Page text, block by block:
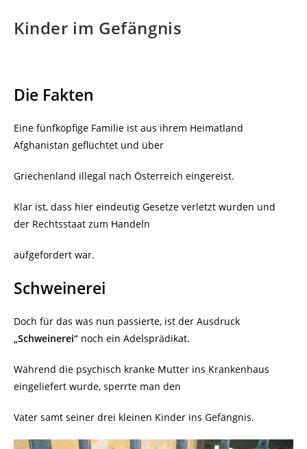
Kinder im Gefängnis
Die Fakten
Eine fünfköpfige Familie ist aus ihrem Heimatland
Afghanistan geflüchtet und über
Griechenland illegal nach Österreich eingereist.
Klar ist, dass hier eindeutig Gesetze verletzt wurden und
der Rechtsstaat zum Handeln
aufgefordert war.
Schweinerei
Doch für das was nun passierte, ist der Ausdruck
„Schweinerei“ noch ein Adelsprädikat.
Während die psychisch kranke Mutter ins Krankenhaus
eingeliefert wurde, sperrte man den
Vater samt seiner drei kleinen Kinder ins Gefängnis.